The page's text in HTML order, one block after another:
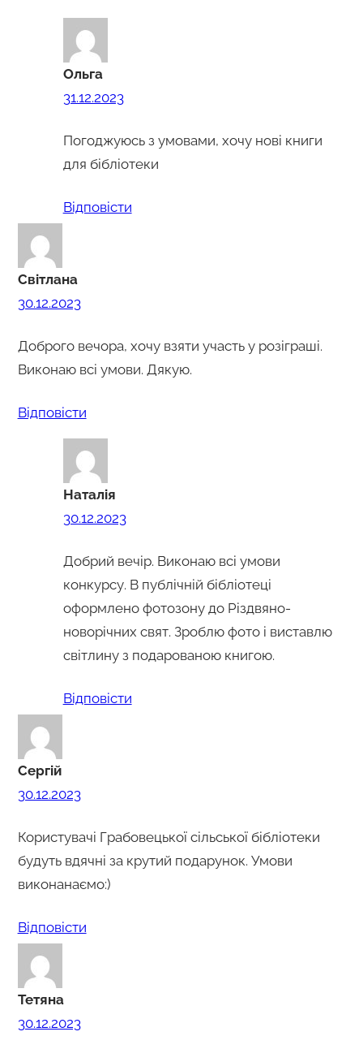
Ольга
31.12.2023
Погоджуюсь з умовами, хочу нові книги
для бібліотеки
Відповіcти
Світлана
30.12.2023
Доброго вечора, хочу взяти участь у розіграші.
Виконаю всі умови. Дякую.
Відповіcти
Наталія
30.12.2023
Добрий вечір. Виконаю всі умови
конкурсу. В публічній бібліотеці
оформлено фотозону до Різдвяно-
новорічних свят. Зроблю фото і виставлю
світлину з подарованою книгою.
Відповіcти
Сергій
30.12.2023
Користувачі Грабовецької сільської бібліотеки
будуть вдячні за крутий подарунок. Умови
виконанаємо:)
Відповіcти
Тетяна
30.12.2023